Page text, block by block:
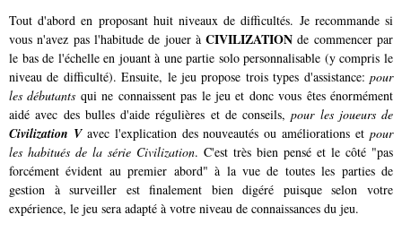
Tout d'abord en proposant huit niveaux de difficultés. Je recommande si
vous n'avez pas l'habitude de jouer àCIVILIZATION de commencer par
le bas de l'échelle en jouant à une partie solo personnalisable (y compris le
niveau de difficulté). Ensuite, le jeu propose trois types d'assistance: pour
les débutants qui ne connaissent pas le jeu et donc vous êtes énormément
aidé avec des bulles d'aide régulières et de conseils,pour les joueurs de
Civilization V avec l'explication des nouveautés ou améliorations etpour
les habitués de la série Civilization. C'est très bien pensé et le côté "pas
forcément évident au premier abord" à la vue de toutes les parties de
gestion à surveiller est finalement bien digéré puisque selon votre
expérience, le jeu sera adapté à votre niveau de connaissances du jeu.